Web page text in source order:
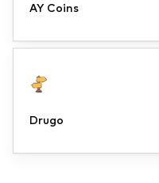
AY Coins
Drugo